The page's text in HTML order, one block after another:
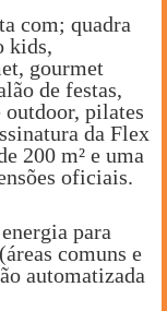
com; quadra
kids,
gourmet
de festas,
outdoor, pilates
da Flex
200 m² e uma
oficiais.
para
comuns e
automatizada